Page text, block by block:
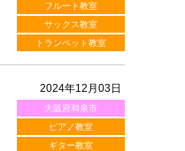
フルート教室
サックス教室
トランペット教室
2024年12月03日
大阪府和泉市
ピアノ教室
ギター教室